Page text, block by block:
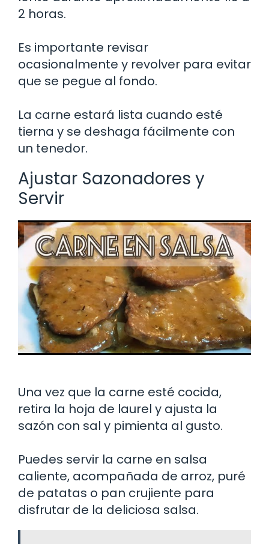
2 horas.
Es importante revisar
ocasionalmente y revolver para evitar
que se pegue al fondo.
La carne estará lista cuando esté
tierna y se deshaga fácilmente con
un tenedor.
Ajustar Sazonadores y
Servir
Una vez que la carne esté cocida,
retira la hoja de laurel y ajusta la
sazón con sal y pimienta al gusto.
Puedes servir la carne en salsa
caliente, acompañada de arroz, puré
de patatas o pan crujiente para
disfrutar de la deliciosa salsa.